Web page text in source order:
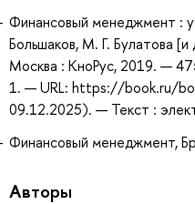
Финансовый менеджмент :
Большаков, М. Г. Булатова
Москва : КноРус, 2019. —
1. — URL: https://book.ru/
09.12.2025). — Текст :
Финансовый менеджмент,
Авторы